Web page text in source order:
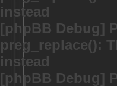
instead
[phpBB Debug]
preg_replace():
instead
[phpBB Debug]